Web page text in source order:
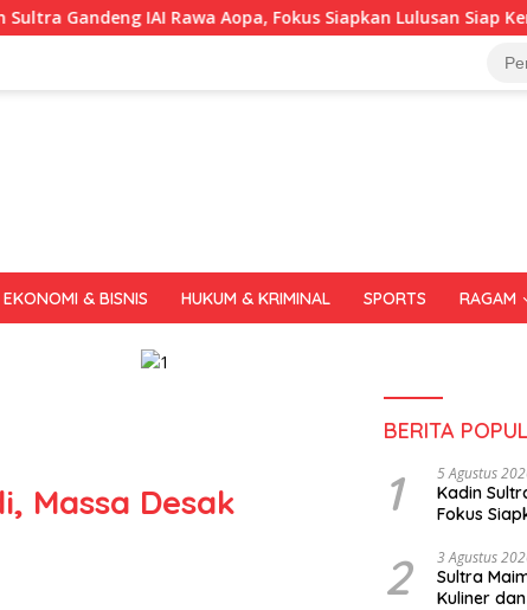
IAI Rawa Aopa, Fokus Siapkan Lulusan Siap Kerja dan
EKONOMI & BISNIS HUKUM & KRIMINAL SPORTS RAGAM
Massa Desak
BERITA
1 5 Agustus
Kadin
Fokus
2 3 Agustus
Sultra
Kuliner dan